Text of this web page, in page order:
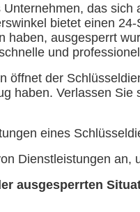
das
bietet einen
ausgesperrt
und
öffnet der
haben. Verlassen
eines
Dienstleistungen
ausgesperrten